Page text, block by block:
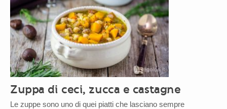
Zuppa di ceci, zucca e castagne
Le zuppe sono uno di quei piatti che lasciano sempre